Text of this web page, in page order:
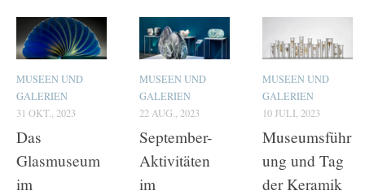
MUSEEN UND
GALERIEN
31 OKT., 2023
Das
Glasmuseum
im
MUSEEN UND
GALERIEN
22 AUG., 2023
September-
Aktivitäten
im
MUSEEN UND
GALERIEN
10 JULI, 2023
Museumsführ
ung und Tag
der Keramik